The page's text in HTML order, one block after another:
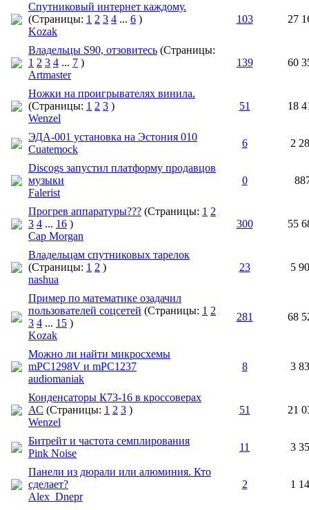
Спутниковый интернет каждому.
(Страницы: 1 2 3 4 ... 6 )
Kozak
103 27
Владельцы S90, отзовитесь (Страницы:
1 2 3 4 ... 7 )
Artmaster
139 60
Ножки на проигрывателях винила.
(Страницы: 1 2 3 )
Wenzel
51 18
ЭДА-001 установка на Эстония 010
Cuatemock
6 2
Discogs запустил платформу продавцов
музыки
Falerist
0
Прогрев аппаратуры??? (Страницы: 1 2
3 4 ... 16 )
Cap Morgan
300 55
Владельцам спутниковых тарелок
(Страницы: 1 2 )
nashua
23 5
Пример по математике озадачил
пользователей соцсетей (Страницы: 1 2
3 4 ... 15 )
Kozak
281 68
Можно ли найти микросхемы
mPC1298V и mPC1237
audiomaniak
8 3
Конденсаторы К73-16 в кроссоверах
АС (Страницы: 1 2 3 )
Wenzel
51 21
Битрейт и частота семплирования
Pink Noise
11 3
Панели из дюрали или алюминия. Кто
сделает?
Alex_Dnepr
2 1